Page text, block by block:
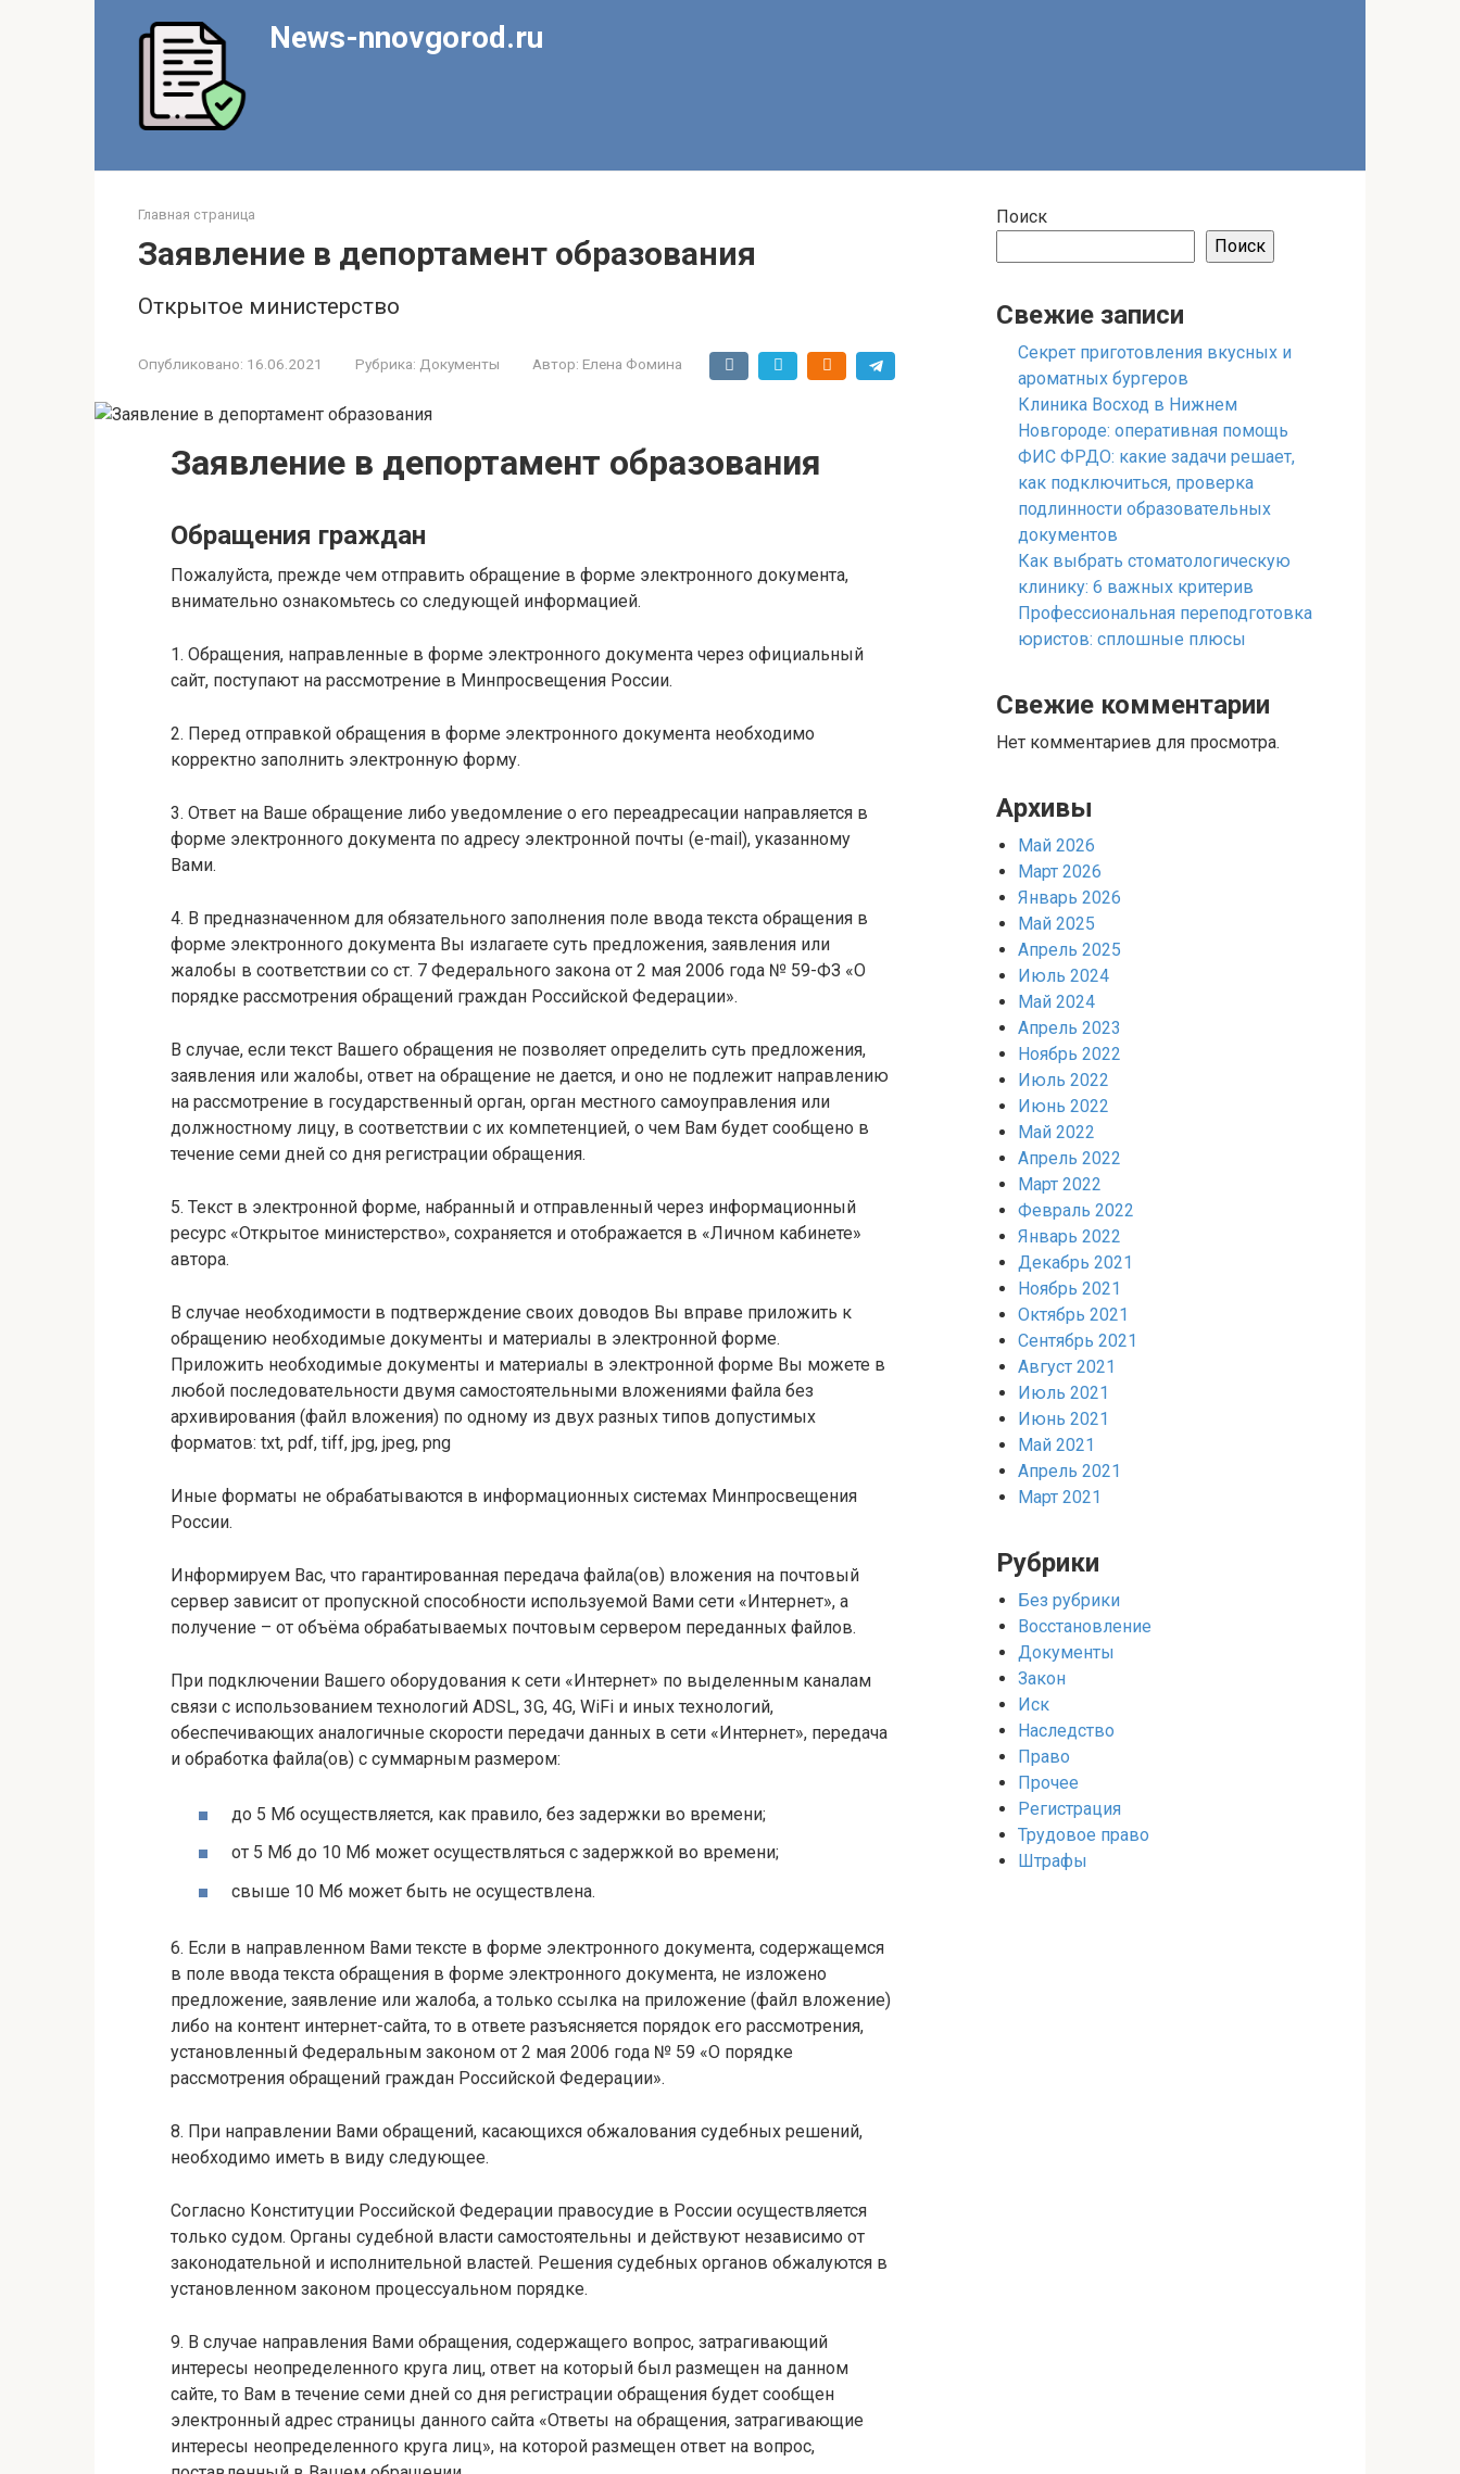
News-nnovgorod.ru
Главная страница
Заявление в депортамент образования
Открытое министерство
Опубликовано: 16.06.2021 Рубрика: Документы Автор: Елена Фомина
Заявление в депортамент образования
Обращения граждан
Пожалуйста, прежде чем отправить обращение в форме электронного документа,
внимательно ознакомьтесь со следующей информацией.
1. Обращения, направленные в форме электронного документа через официальный
сайт, поступают на рассмотрение в Минпросвещения России.
2. Перед отправкой обращения в форме электронного документа необходимо
корректно заполнить электронную форму.
3. Ответ на Ваше обращение либо уведомление о его переадресации направляется в
форме электронного документа по адресу электронной почты (e-mail), указанному
Вами.
4. В предназначенном для обязательного заполнения поле ввода текста обращения в
форме электронного документа Вы излагаете суть предложения, заявления или
жалобы в соответствии со ст. 7 Федерального закона от 2 мая 2006 года № 59-ФЗ «О
порядке рассмотрения обращений граждан Российской Федерации».
В случае, если текст Вашего обращения не позволяет определить суть предложения,
заявления или жалобы, ответ на обращение не дается, и оно не подлежит направлению
на рассмотрение в государственный орган, орган местного самоуправления или
должностному лицу, в соответствии с их компетенцией, о чем Вам будет сообщено в
течение семи дней со дня регистрации обращения.
5. Текст в электронной форме, набранный и отправленный через информационный
ресурс «Открытое министерство», сохраняется и отображается в «Личном кабинете»
автора.
В случае необходимости в подтверждение своих доводов Вы вправе приложить к
обращению необходимые документы и материалы в электронной форме.
Приложить необходимые документы и материалы в электронной форме Вы можете в
любой последовательности двумя самостоятельными вложениями файла без
архивирования (файл вложения) по одному из двух разных типов допустимых
форматов: txt, pdf, tiff, jpg, jpeg, png
Иные форматы не обрабатываются в информационных системах Минпросвещения
России.
Информируем Вас, что гарантированная передача файла(ов) вложения на почтовый
сервер зависит от пропускной способности используемой Вами сети «Интернет», а
получение – от объёма обрабатываемых почтовым сервером переданных файлов.
При подключении Вашего оборудования к сети «Интернет» по выделенным каналам
связи с использованием технологий ADSL, 3G, 4G, WiFi и иных технологий,
обеспечивающих аналогичные скорости передачи данных в сети «Интернет», передача
и обработка файла(ов) с суммарным размером:
до 5 Мб осуществляется, как правило, без задержки во времени;
от 5 Мб до 10 Мб может осуществляться с задержкой во времени;
свыше 10 Мб может быть не осуществлена.
6. Если в направленном Вами тексте в форме электронного документа, содержащемся
в поле ввода текста обращения в форме электронного документа, не изложено
предложение, заявление или жалоба, а только ссылка на приложение (файл вложение)
либо на контент интернет-сайта, то в ответе разъясняется порядок его рассмотрения,
установленный Федеральным законом от 2 мая 2006 года № 59 «О порядке
рассмотрения обращений граждан Российской Федерации».
8. При направлении Вами обращений, касающихся обжалования судебных решений,
необходимо иметь в виду следующее.
Согласно Конституции Российской Федерации правосудие в России осуществляется
только судом. Органы судебной власти самостоятельны и действуют независимо от
законодательной и исполнительной властей. Решения судебных органов обжалуются в
установленном законом процессуальном порядке.
9. В случае направления Вами обращения, содержащего вопрос, затрагивающий
интересы неопределенного круга лиц, ответ на который был размещен на данном
сайте, то Вам в течение семи дней со дня регистрации обращения будет сообщен
электронный адрес страницы данного сайта «Ответы на обращения, затрагивающие
интересы неопределенного круга лиц», на которой размещен ответ на вопрос,
Поиск
Поиск
Свежие записи
Секрет приготовления вкусных и
ароматных бургеров
Клиника Восход в Нижнем
Новгороде: оперативная помощь
ФИС ФРДО: какие задачи решает,
как подключиться, проверка
подлинности образовательных
документов
Как выбрать стоматологическую
клинику: 6 важных критерив
Профессиональная переподготовка
юристов: сплошные плюсы
Свежие комментарии
Нет комментариев для просмотра.
Архивы
Май 2026
Март 2026
Январь 2026
Май 2025
Апрель 2025
Июль 2024
Май 2024
Апрель 2023
Ноябрь 2022
Июль 2022
Июнь 2022
Май 2022
Апрель 2022
Март 2022
Февраль 2022
Январь 2022
Декабрь 2021
Ноябрь 2021
Октябрь 2021
Сентябрь 2021
Август 2021
Июль 2021
Июнь 2021
Май 2021
Апрель 2021
Март 2021
Рубрики
Без рубрики
Восстановление
Документы
Закон
Иск
Наследство
Право
Прочее
Регистрация
Трудовое право
Штрафы